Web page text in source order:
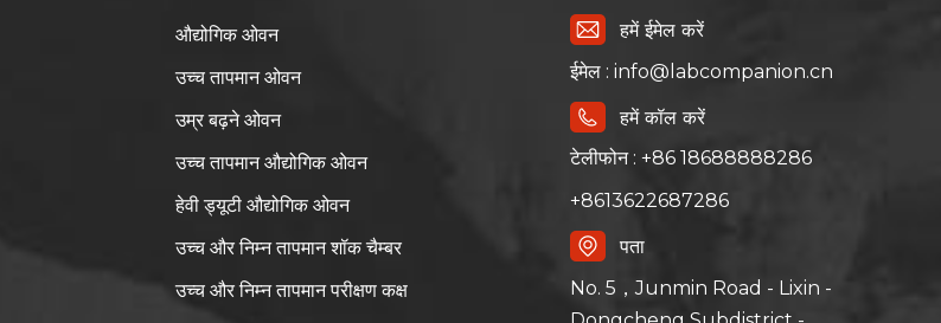
औद्योगिक ओवन
उच्च तापमान ओवन
उम्र बढ़ने ओवन
उच्च तापमान औद्योगिक ओवन
हेवी ड्यूटी औद्योगिक ओवन
उच्च और निम्न तापमान शॉक चैम्बर
उच्च और निम्न तापमान परीक्षण कक्ष
हमें ईमेल करें
ईमेल : info@labcompanion.cn
हमें कॉल करें
टेलीफोन : +86 18688888286
+8613622687286
पता
No. 5，Junmin Road - Lixin -